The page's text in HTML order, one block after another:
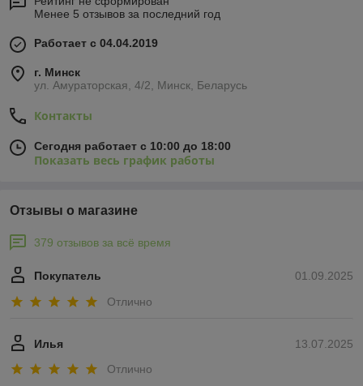
Менее 5 отзывов за последний год
Работает с 04.04.2019
г. Минск
ул. Амураторская, 4/2, Минск, Беларусь
Контакты
Сегодня работает с 10:00 до 18:00
Показать весь график работы
Отзывы о магазине
379 отзывов за всё время
01.09.2025
Покупатель
Отлично
13.07.2025
Илья
Отлично